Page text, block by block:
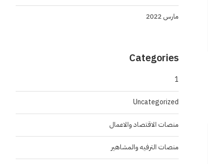
مارس 2022
Categories
1
Uncategorized
منصات الاقتصاد والاعمال
منصات الترفيه والمشاهير